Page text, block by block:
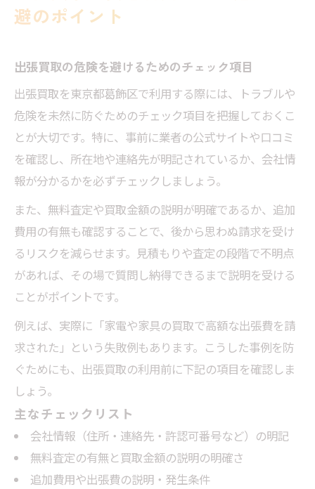
避のポイント
出張買取の危険を避けるためのチェック項目
出張買取を東京都葛飾区で利用する際には、トラブルや
危険を未然に防ぐためのチェック項目を把握しておくこ
とが大切です。特に、事前に業者の公式サイトや口コミ
を確認し、所在地や連絡先が明記されているか、会社情
報が分かるかを必ずチェックしましょう。
また、無料査定や買取金額の説明が明確であるか、追加
費用の有無も確認することで、後から思わぬ請求を受け
るリスクを減らせます。見積もりや査定の段階で不明点
があれば、その場で質問し納得できるまで説明を受ける
ことがポイントです。
例えば、実際に「家電や家具の買取で高額な出張費を請
求された」という失敗例もあります。こうした事例を防
ぐためにも、出張買取の利用前に下記の項目を確認しま
しょう。
主なチェックリスト
会社情報（住所・連絡先・許認可番号など）の明記
無料査定の有無と買取金額の説明の明確さ
追加費用や出張費の説明・発生条件